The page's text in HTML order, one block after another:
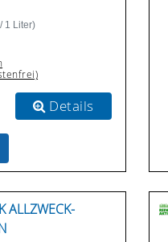
1 Liter)
Details
ALLZWECK-